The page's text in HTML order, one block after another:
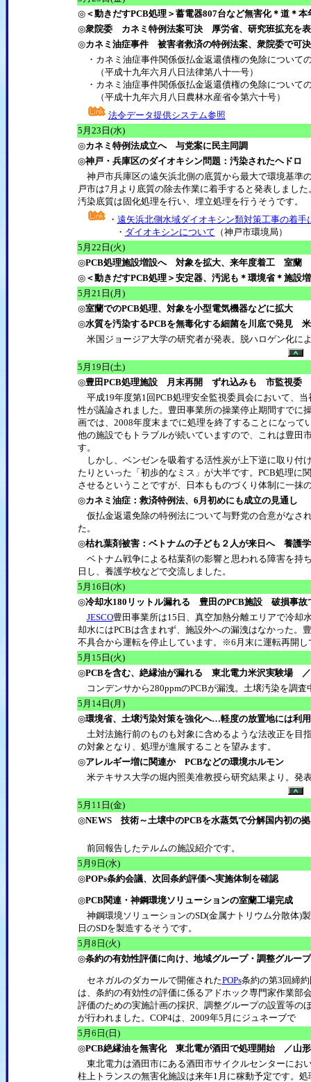
◎＜動きだすPCB処理＞蓄電器807台など無害化＊道＊本
◎衆院委 カネミ特例法案可決 厚労省、研究班拡充を
◎カネミ油症事件 被害者救済の特例法案、衆院委で可決
・カネミ油症事件関係仮払金返還債権の免除について
（平成十九年六月八日法律第八十一号）
・カネミ油症事件関係仮払金返還債権の免除について
（平成十九年六月八日農林水産省令第六十号）
法令データ提供システム参照
5月23日(水)
◎カネミ特例法成立へ 与党案に民主同調
◎神戸・兵庫区のダイオキシン問題：汚染されたヘド
神戸市兵庫区の遠矢浜北側の底質から最大で環境基準
戸市は7月より底質の除去作業に着手すると発表しまし
汚染底質は固化処理を行い、埋立処理を行うそうです。
・ 遠矢浜北側水域ダイオキシン類対策工事の着手
・ ダイオキシンについて （神戸市環境局）
5月22日(火)
◎PCB処理施設増設へ 対象を拡大、来年度着工 室蘭
◎＜動きだすPCB処理＞安定器、汚泥も＊環境省＊施設
5 月21日(月)
◎室蘭でのPCB処理、対象を小型電気機器などに拡大
◎水質を汚染するPCBを無毒化する細菌を川底で発見
米国ジョージア大学の研究者が発表。脱ハロゲン化に
5月19日(土)
◎豊田PCB処理施設 月末再開 ずれ込みも 市監視委
平成19年度第1回PCB処理安全監視委員会において、
性が議論されました。豊田事業所の操業停止期間すでに
画では、2008年度末までに処理を終了することになっ
他の施設でもトラブルが続いていますので、これは豊田
す。
しかし、ベンゼンを吸着する活性炭が上下逆に取り付
たりといった「初歩的なミス」が大半です。PCB処理に
させるということですが、日本もものづくり体制に一
◎カネミ油症：救済特例法、6月初めにも成立の見通し
仮払金返還免除の特例法について与野党の合意がなさ
た。
◎枯れ葉剤被害：ベトナムの子ども２人が来日へ 養護
ベトナム戦争による枯葉剤の影響と思われる障害を持
日し、養護学校などで交流しました。
5月16日(水)
◎冷却水180リットル漏れる 豊田のPCB施設 破損事故
JESCO豊田事業所は15日、真空加熱分離エリアで冷却
却水にはPCBは含まれず、施設外への漏洩はなかった。
不具合から運転を停止しています。※6月末に運転再開し
5月15日(火)
◎PCBを含む、絶縁油が漏れる 東北電力米沢実験場
コンデンサから280ppmのPCBが漏洩。土壌汚染を調査
5 月14日(月)
◎環境省、土壌汚染対策を強化へ…軽度の放置地には利
土対法施行前のものも対象に含めるような法改正を目
の対象となり、処理が進展することを望みます。
◎アレルギー増に関連か PCBなどの環境ホルモン
米テキサス大学の堀内照美准教授ら研究結果より。発
5月11日(金)
◎NEWS 技術～土壌中のPCBを水蒸気で分解国内初の
前回報告したテルムの施設紹介です。
5月9日(水)
◎POPs条約会議、次回条約評価へ実施体制を確認
◎PCB関連・神鋼環境ソリューションの室蘭工場完成
神鋼環境ソリューションのSD(金属ナトリウム分散体)
日のSDを製造するそうです。
5月8日(火)
◎条約の有効性評価に向け、地域グループ・調整グル
セネガルのダカールで開催されたPOPs条約の第3回締
は、条約の有効性の評価に係るアドホック専門家作業部
評価のための実施計画の採択、調整グループの設置等の
が行われました。COP4は、2009年5月にジュネーブで
5月6日(日)
◎PCB絶縁油を無害化 東北電が酒田で処理開始 ／山
東北電力は酒田市にある酒田市サイクルセンターにお
柱上トランスの無害化施設は来年1月に稼動予定です。